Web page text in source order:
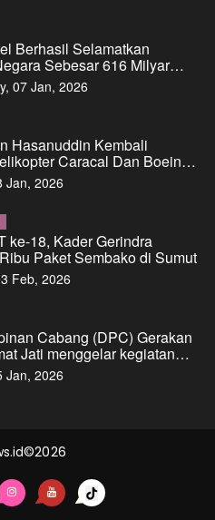
Berhasil Selamatkan
Sebesar 616 Milyar
Dugaan Tipikor Pemberian
Kredit Dari Salah Satu
Kepada PT. BSS Dan PT.
07 Jan, 2026
Hasanuddin Kembali
Caracal Dan Boeing
Lokasi Jatuhnya Pesawat
Diidentifikasi
Jan, 2026
ke-18, Kader Gerindra
Paket Sembako di Sumut
Feb, 2026
Cabang (DPC) Gerakan
Jati menggelar kegiatan
Jan, 2026